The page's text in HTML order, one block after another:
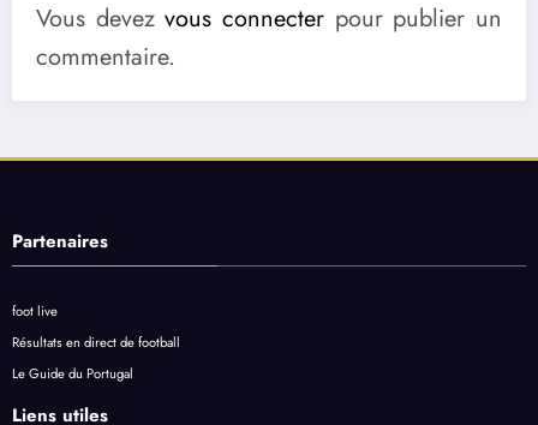
Vous devezvous connecter pour publier un
commentaire.
Partenaires
foot live
Résultats en direct de football
Le Guide du Portugal
Liens utiles